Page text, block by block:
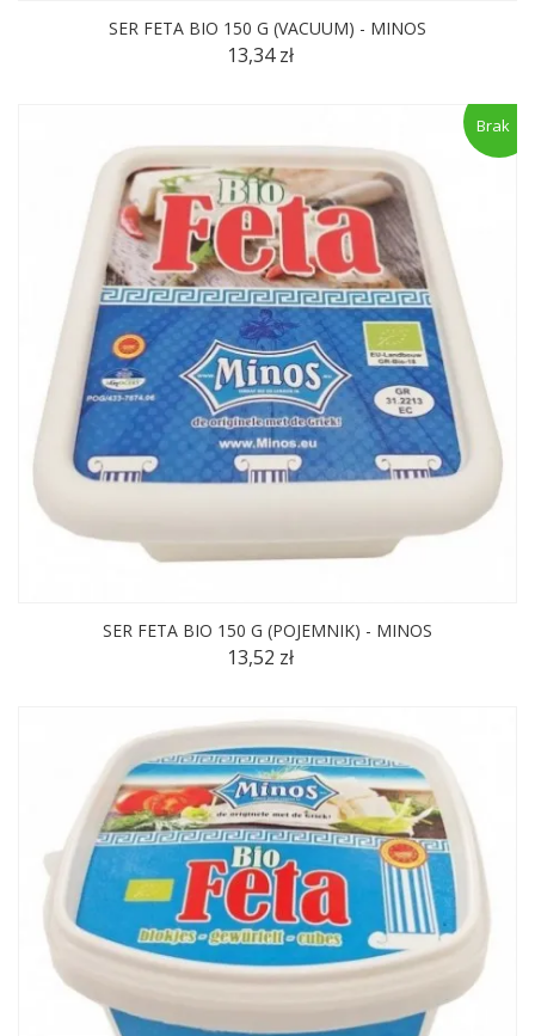
SER FETA BIO 150 G (VACUUM) - MINOS
13,34 zł
Brak
SER FETA BIO 150 G (POJEMNIK) - MINOS
13,52 zł